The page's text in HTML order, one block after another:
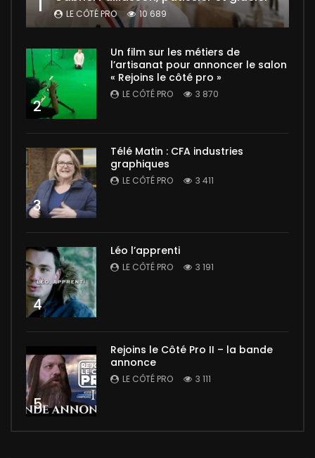
LE CÔTÉ PRO 10 689
2
Un film sur les métiers de
l’artisanat pour annoncer le salon
« Rejoins le côté pro »
LE CÔTÉ PRO 3 870
3
Télé Matin : CFA industries
graphiques
LE CÔTÉ PRO 3 411
4
Léo l’apprenti
LE CÔTÉ PRO 3 191
5
Rejoins le Côté Pro II – la bande
annonce
LE CÔTÉ PRO 3 111